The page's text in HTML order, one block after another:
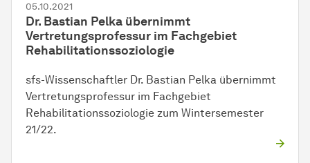
05.10.2021
Dr. Bastian Pelka übernimmt
Vertretungsprofessur im Fachgebiet
Rehabilitationssoziologie
sfs-Wissenschaftler Dr. Bastian Pelka übernimmt
Vertretungsprofessur im Fach­ge­biet
Rehabilitationssoziologie zum Win­ter­se­mes­ter
21/22.